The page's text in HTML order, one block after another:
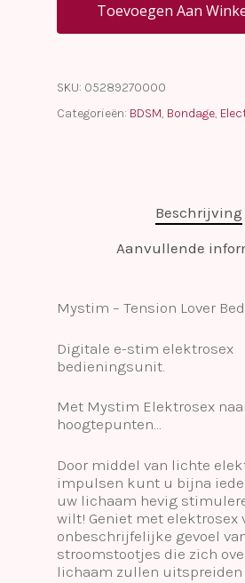
Toevoegen Aan
SKU: 05289270000
Categorieën: BDSM, Bondage,
Beschrijving
Aanvullende
Mystim – Tension Lover
Digitale e-stim elektrosex
bedieningsunit.
Met Mystim Elektrosex
hoogtepunten…
Door middel van lichte
impulsen kunt u bijna
uw lichaam hevig
wilt! Geniet met elektrosex
onbeschrijfelijke gevoel
stroomstootjes die zich
lichaam zullen uitspreiden